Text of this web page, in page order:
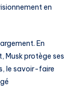
en
En
Musk protège ses
le savoir-faire